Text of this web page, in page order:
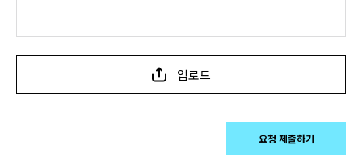
업로드
요청 제출하기